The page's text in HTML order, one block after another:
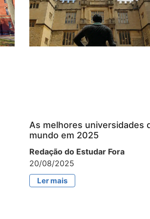
As melhores universidades
mundo em 2025
Redação do Estudar Fora
20/08/2025
Ler mais